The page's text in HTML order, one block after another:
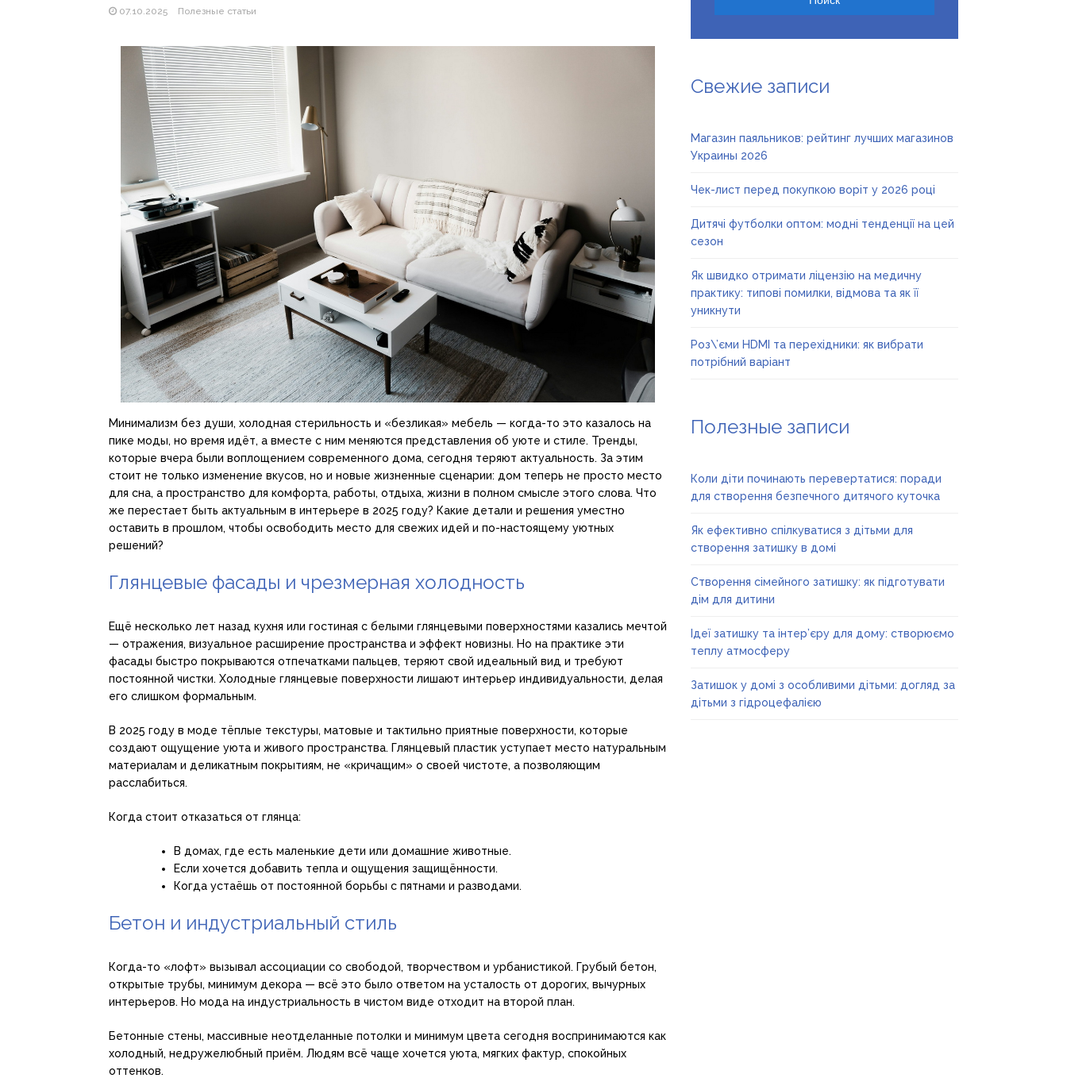
07.10.2025 Полезные статьи
Минимализм без души, холодная стерильность и «безликая» мебель — когда-то это казалось на
пике моды, но время идёт, а вместе с ним меняются представления об уюте и стиле. Тренды,
которые вчера были воплощением современного дома, сегодня теряют актуальность. За этим
стоит не только изменение вкусов, но и новые жизненные сценарии: дом теперь не просто место
для сна, а пространство для комфорта, работы, отдыха, жизни в полном смысле этого слова. Что
же перестает быть актуальным в интерьере в 2025 году? Какие детали и решения уместно
оставить в прошлом, чтобы освободить место для свежих идей и по-настоящему уютных
решений?
Глянцевые фасады и чрезмерная холодность
Ещё несколько лет назад кухня или гостиная с белыми глянцевыми поверхностями казались мечтой
— отражения, визуальное расширение пространства и эффект новизны. Но на практике эти
фасады быстро покрываются отпечатками пальцев, теряют свой идеальный вид и требуют
постоянной чистки. Холодные глянцевые поверхности лишают интерьер индивидуальности, делая
его слишком формальным.
В 2025 году в моде тёплые текстуры, матовые и тактильно приятные поверхности, которые
создают ощущение уюта и живого пространства. Глянцевый пластик уступает место натуральным
материалам и деликатным покрытиям, не «кричащим» о своей чистоте, а позволяющим
расслабиться.
Когда стоит отказаться от глянца:
В домах, где есть маленькие дети или домашние животные.
Если хочется добавить тепла и ощущения защищённости.
Когда устаёшь от постоянной борьбы с пятнами и разводами.
Бетон и индустриальный стиль
Когда-то «лофт» вызывал ассоциации со свободой, творчеством и урбанистикой. Грубый бетон,
открытые трубы, минимум декора — всё это было ответом на усталость от дорогих, вычурных
интерьеров. Но мода на индустриальность в чистом виде отходит на второй план.
Бетонные стены, массивные неотделанные потолки и минимум цвета сегодня воспринимаются как
холодный, недружелюбный приём. Людям всё чаще хочется уюта, мягких фактур, спокойных
оттенков.
Свежие записи
Магазин паяльников: рейтинг лучших магазинов
Украины 2026
Чек-лист перед покупкою воріт у 2026 році
Дитячі футболки оптом: модні тенденції на цей
сезон
Як швидко отримати ліцензію на медичну
практику: типові помилки, відмова та як її
уникнути
Роз\’єми HDMI та перехідники: як вибрати
потрібний варіант
Полезные записи
Коли діти починають перевертатися: поради
для створення безпечного дитячого куточка
Як ефективно спілкуватися з дітьми для
створення затишку в домі
Створення сімейного затишку: як підготувати
дім для дитини
Ідеї затишку та інтер’єру для дому: створюємо
теплу атмосферу
Затишок у домі з особливими дітьми: догляд за
дітьми з гідроцефалією